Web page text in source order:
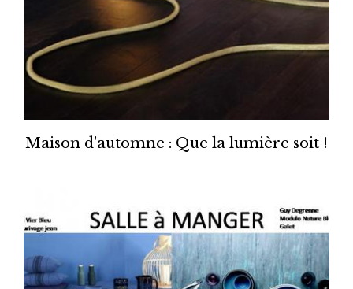
Maison d'automne : Que la lumière soit !